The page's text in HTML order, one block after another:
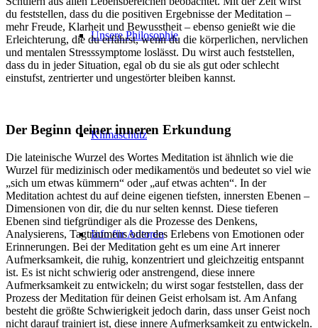
Unsere Philosophie
Klimaschutz
Info für Autoren
du feststellen, dass du die positiven Ergebnisse der Meditation –
mehr Freude, Klarheit und Bewusstheit – ebenso genießt wie die
Erleichterung, die du erfährst, wenn du die körperlichen, nervlichen
und mentalen Stresssymptome loslässt. Du wirst auch feststellen,
dass du in jeder Situation, egal ob du sie als gut oder schlecht
einstufst, zentrierter und ungestörter bleiben kannst.
Der Beginn deiner inneren Erkundung
Die lateinische Wurzel des Wortes Meditation ist ähnlich wie die
Wurzel für medizinisch oder medikamentös und bedeutet so viel wie
„sich um etwas kümmern“ oder „auf etwas achten“. In der
Meditation achtest du auf deine eigenen tiefsten, innersten Ebenen –
Dimensionen von dir, die du nur selten kennst. Diese tieferen
Ebenen sind tiefgründiger als die Prozesse des Denkens,
Analysierens, Tagträumens oder des Erlebens von Emotionen oder
Erinnerungen. Bei der Meditation geht es um eine Art innerer
Aufmerksamkeit, die ruhig, konzentriert und gleichzeitig entspannt
ist. Es ist nicht schwierig oder anstrengend, diese innere
Aufmerksamkeit zu entwickeln; du wirst sogar feststellen, dass der
Prozess der Meditation für deinen Geist erholsam ist. Am Anfang
besteht die größte Schwierigkeit jedoch darin, dass unser Geist noch
nicht darauf trainiert ist, diese innere Aufmerksamkeit zu entwickeln.